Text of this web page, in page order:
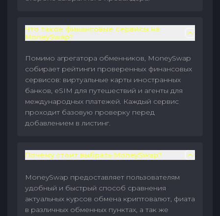
Что такое финансовые сервисы на
MoneySwap?
Помимо агрегатора обменников, MoneySwap
собирает рейтинги проверенных финансовых
сервисов: виртуальные карты иностранных
банков, eSIM для путешествий и агенты для
международных платежей. Каждый сервис
проходит базовую проверку перед
добавлением в листинг.
Почему стоит выбрать MoneySwap?
MoneySwap предоставляет пользователям
удобный и быстрый способ сравнения
актуальных курсов обмена криптовалют, фиата
в различных обменных пунктах, а так же